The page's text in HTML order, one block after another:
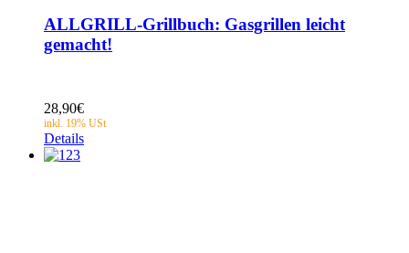
ALLGRILL-Grillbuch: Gasgrillen leicht
gemacht!
28,90€
Details